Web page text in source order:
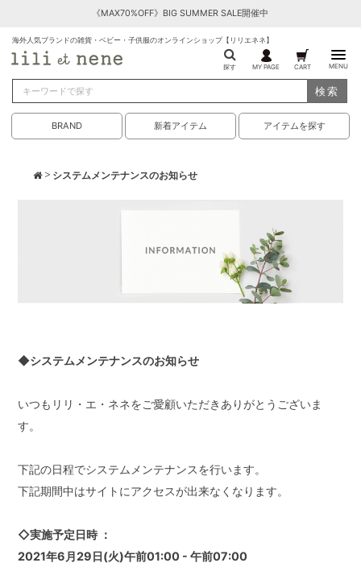
《MAX70%OFF》BIG SUMMER SALE開催中
海外人気ブランドの雑貨・ベビー・子供服のオンラインショップ【リリエネネ】
探す MY PAGE CART MENU
検索
BRAND 新着アイテム アイテムを探す
> システムメンテナンスのお知らせ
◆システムメンテナンスのお知らせ
いつもリリ・エ・ネネをご愛顧いただきありがとうございま
す。
下記の日程でシステムメンテナンスを行います。
下記期間中はサイトにアクセスが出来なくなります。
◇実施予定日時 ：
2021年6月29日(火)午前01:00 - 午前07:00